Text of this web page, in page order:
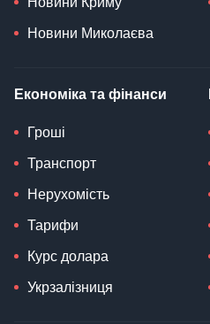
Новини Миколаєва
Економіка та фінанси
Гроші
Транспорт
Нерухомість
Тарифи
Курс долара
Укрзалізниця